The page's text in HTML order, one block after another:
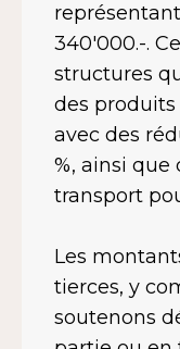
340'000.-.
structures
des
avec des
%, ainsi que
transport
Les
tierces, y
soutenons